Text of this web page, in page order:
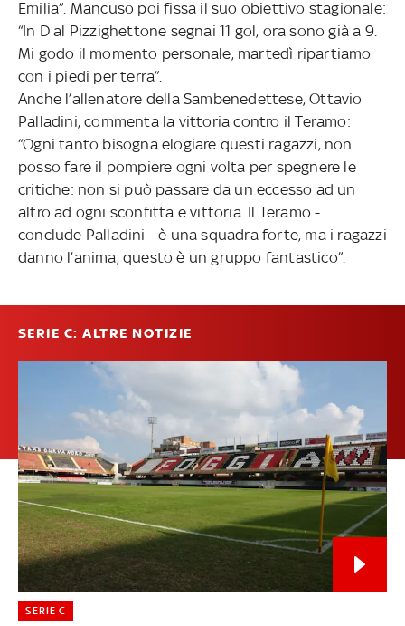
Emilia”. Mancuso poi fissa il suo obiettivo stagionale:
“In D al Pizzighettone segnai 11 gol, ora sono già a 9.
Mi godo il momento personale, martedì ripartiamo
con i piedi per terra”.
Anche l’allenatore della Sambenedettese, Ottavio
Palladini, commenta la vittoria contro il Teramo:
“Ogni tanto bisogna elogiare questi ragazzi, non
posso fare il pompiere ogni volta per spegnere le
critiche: non si può passare da un eccesso ad un
altro ad ogni sconfitta e vittoria. Il Teramo -
conclude Palladini - è una squadra forte, ma i ragazzi
danno l’anima, questo è un gruppo fantastico”.
SERIE C: ALTRE NOTIZIE
SERIE C